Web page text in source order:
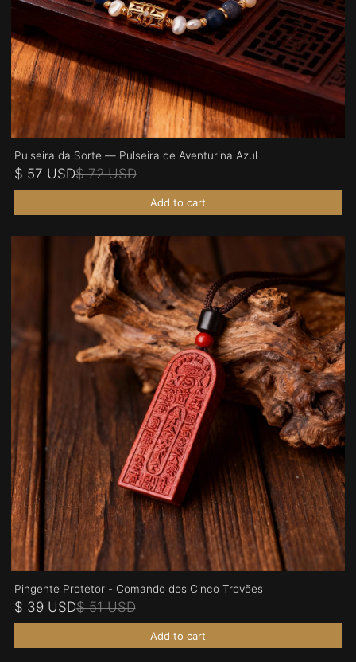
Pulseira da Sorte — Pulseira de Aventurina Azul
$ 57 USD$ 72 USD
Add to cart
Pingente Protetor - Comando dos Cinco Trovões
$ 39 USD$ 51 USD
Add to cart